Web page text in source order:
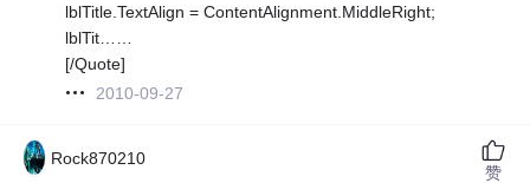
lblTitle.TextAlign = ContentAlignment.MiddleRight;
lblTit……
[/Quote]
2010-09-27
Rock870210
赞